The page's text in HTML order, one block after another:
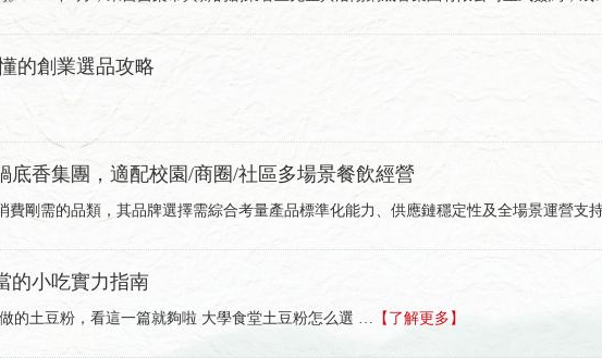
的創業選品攻略
底香集團，適配校園/商圈/社區多場景餐飲經營
費剛需的品類，其品牌選擇需綜合考量產品標準化能力、供應鏈穩定性及全場景運營支
的小吃實力指南
的土豆粉，看這一篇就夠啦 大學食堂土豆粉怎么選 … 【了解更多】